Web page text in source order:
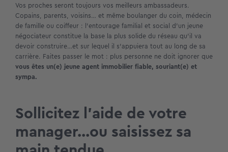
Vos proches seront toujours vos meilleurs ambassadeurs.
Copains, parents, voisins… et même boulanger du coin, médecin
de famille ou coiffeur : l’entourage familial et social d’un jeune
négociateur constitue la base la plus solide du réseau qu’il va
devoir construire…et sur lequel il s’appuiera tout au long de sa
carrière. Faites passer le mot : plus personne ne doit ignorer que
vous êtes un(e) jeune agent immobilier fiable, souriant(e) et
sympa.
Sollicitez l’aide de votre
manager…ou saisissez sa